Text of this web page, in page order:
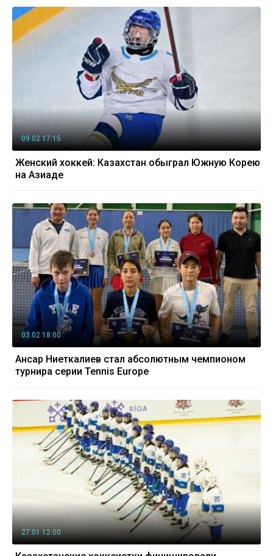
09.02 17:15
Женский хоккей: Казахстан обыграл Южную Корею
на Азиаде
03.02 18:00
Ансар Ниеткалиев стал абсолютным чемпионом
турнира серии Tennis Europe
27.01 12:00